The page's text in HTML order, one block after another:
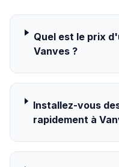
Quel est le prix
Vanves ?
Installez-vous
rapidement à